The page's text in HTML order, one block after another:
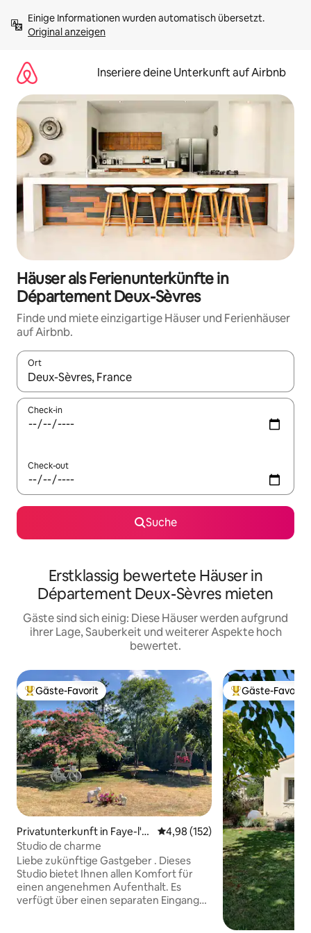
Inhalten
springenOriginal anzeigen
Inseriere deine Unterkunft auf Airbnb
Häuser als Ferienunterkünfte in
Département Deux-Sèvres
Finde und miete einzigartige Häuser und Ferienhäuser
auf Airbnb.
Ort
Wenn Ergebnisse verfügbar sind, navigiere mit den
Check-in
Check-out
Suche
Erstklassig bewertete Häuser in
Département Deux-Sèvres mieten
Gäste sind sich einig: Diese Häuser werden aufgrund
ihrer Lage, Sauberkeit und weiterer Aspekte hoch
bewertet.
Beliebter Gäste-Favorit.
Gäste-Favorit
Privatunterkunft in Faye-l'A
bbesse
Durchschnittliche Bewertung:
4,98 (152)
Studio de charme
Liebe zukünftige Gastgeber . Dieses
Studio bietet Ihnen allen Komfort für
einen angenehmen Aufenthalt. Es
verfügt über einen separaten Eingang
Beliebter Gäste-
Gäste-Favorit